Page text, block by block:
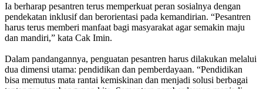
Ia berharap pesantren terus memperkuat peran sosialnya dengan
pendekatan inklusif dan berorientasi pada kemandirian. “Pesantren
harus terus memberi manfaat bagi masyarakat agar semakin maju
dan mandiri,” kata Cak Imin.
Dalam pandangannya, penguatan pesantren harus dilakukan melalui
dua dimensi utama: pendidikan dan pemberdayaan. “Pendidikan
bisa memutus mata rantai kemiskinan dan menjadi solusi berbagai